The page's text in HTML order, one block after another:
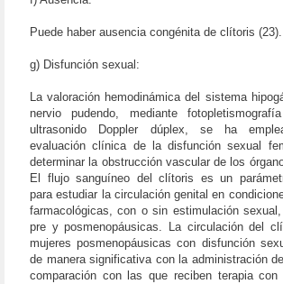
Puede haber ausencia congénita de clítoris (23).
g) Disfunción sexual:
La valoración hemodinámica del sistema
nervio pudendo, mediante
ultrasonido Doppler dúplex, se ha
evaluación clínica de la disfunción sexual
determinar la obstrucción vascular de los
El flujo sanguíneo del clítoris es un
para estudiar la circulación genital en
farmacológicas, con o sin estimulación
pre y posmenopáusicas. La circulación del
mujeres posmenopáusicas con disfunción
de manera significativa con la administración
comparación con las que reciben terapia con